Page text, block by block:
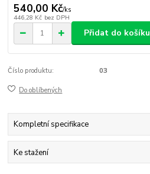
540,00 Kč/ks
446,28 Kč bez DPH
Přidat do košíku
Číslo produktu: 03
Do oblíbených
Kompletní specifikace
Ke stažení